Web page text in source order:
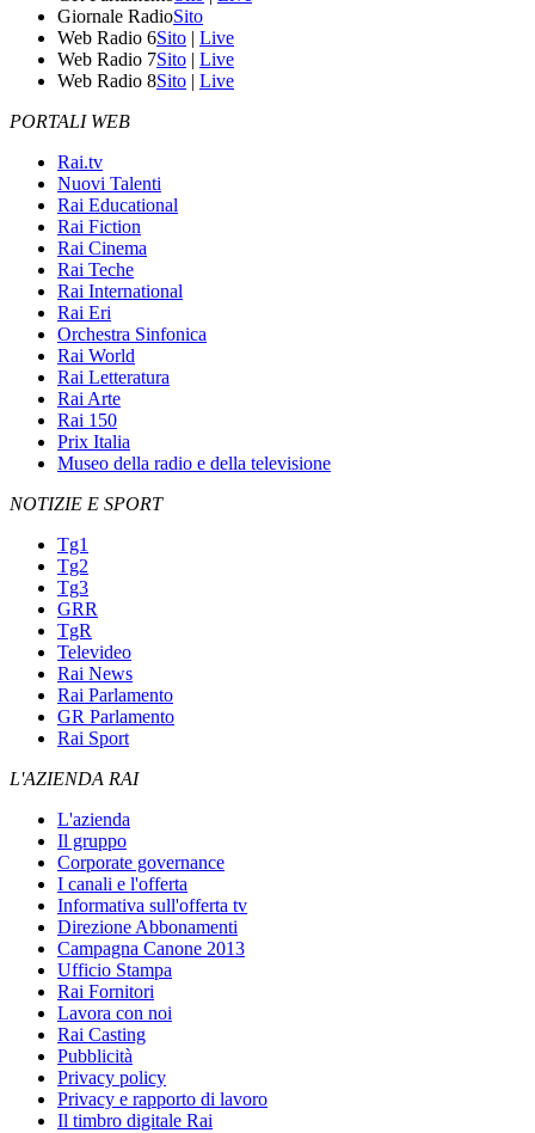
Giornale RadioSito
Web Radio 6Sito | Live
Web Radio 7Sito | Live
Web Radio 8Sito | Live
PORTALI WEB
Rai.tv
Nuovi Talenti
Rai Educational
Rai Fiction
Rai Cinema
Rai Teche
Rai International
Rai Eri
Orchestra Sinfonica
Rai World
Rai Letteratura
Rai Arte
Rai 150
Prix Italia
Museo della radio e della televisione
NOTIZIE E SPORT
Tg1
Tg2
Tg3
GRR
TgR
Televideo
Rai News
Rai Parlamento
GR Parlamento
Rai Sport
L'AZIENDA RAI
L'azienda
Il gruppo
Corporate governance
I canali e l'offerta
Informativa sull'offerta tv
Direzione Abbonamenti
Campagna Canone 2013
Ufficio Stampa
Rai Fornitori
Lavora con noi
Rai Casting
Pubblicità
Privacy policy
Privacy e rapporto di lavoro
Il timbro digitale Rai